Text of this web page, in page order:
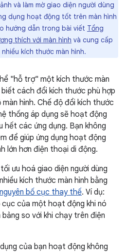
và làm mờ giao diện người dùng
dụng hoạt động tốt trên màn hình
hướng dẫn trong bài viết Tổng
thích với màn hình và cung cấp
kích thước màn hình.
"hỗ trợ" một kích thước màn
biết cách đổi kích thước phù hợp
hình. Chế độ đổi kích thước
thống áp dụng sẽ hoạt động
hết các ứng dụng. Bạn không
để giúp ứng dụng hoạt động
lớn hơn điện thoại di động.
ưu hoá giao diện người dùng
kích thước màn hình bằng
bố cục thay thế. Ví dụ:
cục của một hoạt động khi nó
so với khi chạy trên điện
của bạn hoạt động không